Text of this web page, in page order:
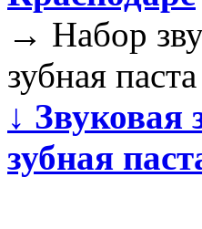
→ Набор
зубная
↓ Звуковая
зубная